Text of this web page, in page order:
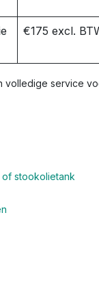
€175 excl.
volledige service
stookolietank